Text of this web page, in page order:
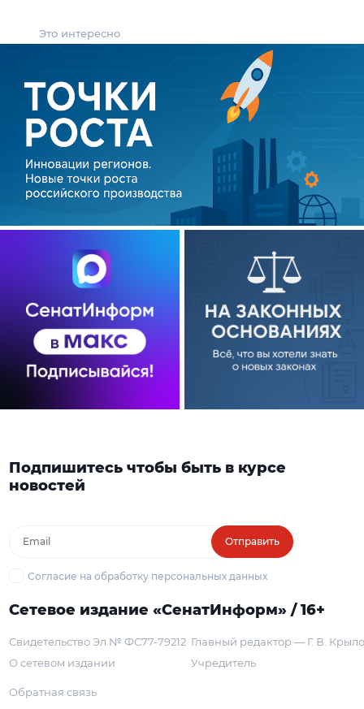
Это интересно
Подпишитесь чтобы быть в курсе
новостей
Отправить
Согласие на обработку персональных данных
Сетевое издание «СенатИнформ» / 16+
Свидетельство Эл № ФС77-79212
О сетевом издании
Главный редактор — Г. В.
Учредитель
Обратная связь